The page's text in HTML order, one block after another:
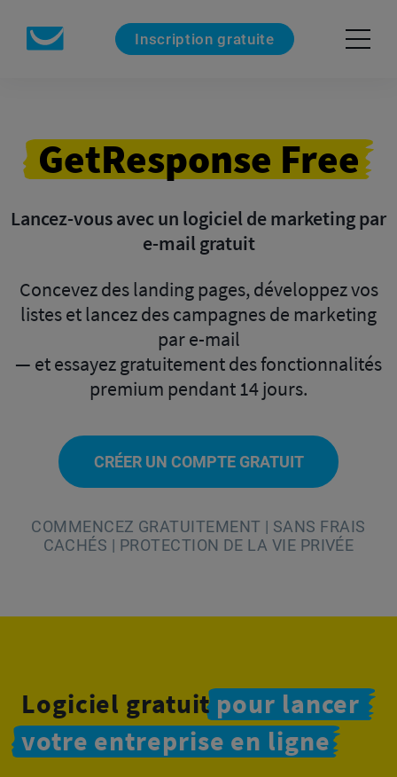
Inscription gratuite
GetResponse Free
Lancez-vous avec un logiciel de marketing par
e-mail gratuit
Concevez des landing pages, développez vos
listes et lancez des campagnes de marketing
par e-mail
— et essayez gratuitement des fonctionnalités
premium pendant 14 jours.
CRÉER UN COMPTE GRATUIT
COMMENCEZ GRATUITEMENT | SANS FRAIS
CACHÉS | PROTECTION DE LA VIE PRIVÉE
Logiciel gratuit pour lancer
votre entreprise en ligne